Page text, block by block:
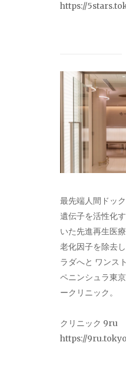
https://
最先端人間ドッ
遺伝子を活性化
いた先進再生医
老化因子を除去
ラダへと ワンス
ペニンシュラ東
ークリニック。
クリニック 9ru
https://